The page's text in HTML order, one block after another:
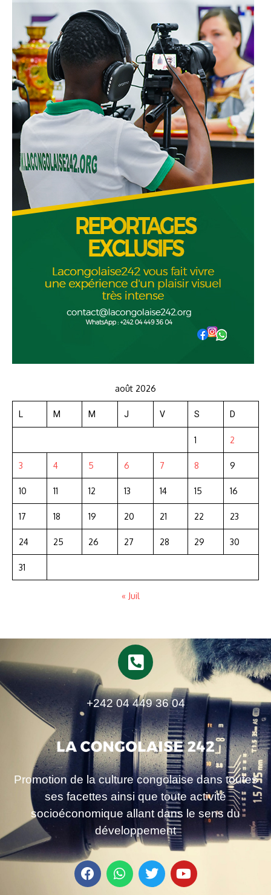
août 2026
L M M J V S D
1 2
3 4 5 6 7 8 9
10 11 12 13 14 15 16
17 18 19 20 21 22 23
24 25 26 27 28 29 30
31
« Juil
+242 04 449 36 04
Promotion de la culture congolaise dans toutes
ses facettes ainsi que toute activité
socioéconomique allant dans le sens du
développement